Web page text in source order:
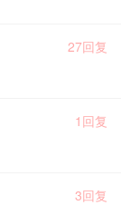
27回复
1回复
3回复